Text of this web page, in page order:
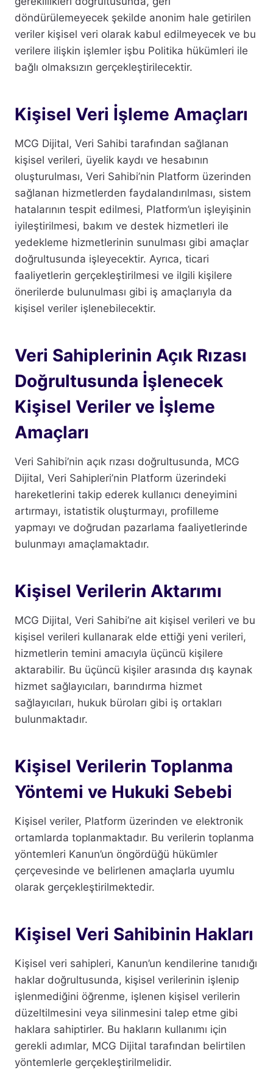
döndürülemeyecek şekilde anonim hale getirilen
veriler kişisel veri olarak kabul edilmeyecek ve bu
verilere ilişkin işlemler işbu Politika hükümleri ile
bağlı olmaksızın gerçekleştirilecektir.
Kişisel Veri İşleme Amaçları
MCG Dijital, Veri Sahibi tarafından sağlanan
kişisel verileri, üyelik kaydı ve hesabının
oluşturulması, Veri Sahibi’nin Platform üzerinden
sağlanan hizmetlerden faydalandırılması, sistem
hatalarının tespit edilmesi, Platform’un işleyişinin
iyileştirilmesi, bakım ve destek hizmetleri ile
yedekleme hizmetlerinin sunulması gibi amaçlar
doğrultusunda işleyecektir. Ayrıca, ticari
faaliyetlerin gerçekleştirilmesi ve ilgili kişilere
önerilerde bulunulması gibi iş amaçlarıyla da
kişisel veriler işlenebilecektir.
Veri Sahiplerinin Açık Rızası
Doğrultusunda İşlenecek
Kişisel Veriler ve İşleme
Amaçları
Veri Sahibi’nin açık rızası doğrultusunda, MCG
Dijital, Veri Sahipleri’nin Platform üzerindeki
hareketlerini takip ederek kullanıcı deneyimini
artırmayı, istatistik oluşturmayı, profilleme
yapmayı ve doğrudan pazarlama faaliyetlerinde
bulunmayı amaçlamaktadır.
Kişisel Verilerin Aktarımı
MCG Dijital, Veri Sahibi’ne ait kişisel verileri ve bu
kişisel verileri kullanarak elde ettiği yeni verileri,
hizmetlerin temini amacıyla üçüncü kişilere
aktarabilir. Bu üçüncü kişiler arasında dış kaynak
hizmet sağlayıcıları, barındırma hizmet
sağlayıcıları, hukuk büroları gibi iş ortakları
bulunmaktadır.
Kişisel Verilerin Toplanma
Yöntemi ve Hukuki Sebebi
Kişisel veriler, Platform üzerinden ve elektronik
ortamlarda toplanmaktadır. Bu verilerin toplanma
yöntemleri Kanun’un öngördüğü hükümler
çerçevesinde ve belirlenen amaçlarla uyumlu
olarak gerçekleştirilmektedir.
Kişisel Veri Sahibinin Hakları
Kişisel veri sahipleri, Kanun’un kendilerine tanıdığı
haklar doğrultusunda, kişisel verilerinin işlenip
işlenmediğini öğrenme, işlenen kişisel verilerin
düzeltilmesini veya silinmesini talep etme gibi
haklara sahiptirler. Bu hakların kullanımı için
gerekli adımlar, MCG Dijital tarafından belirtilen
yöntemlerle gerçekleştirilmelidir.